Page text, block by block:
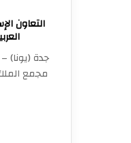
جدة (يونا)
مجمع